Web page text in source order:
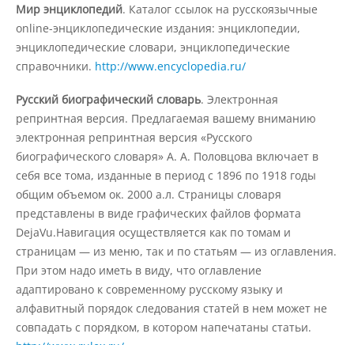
Документы
Образовательные стандарты и
Образование
Руководство
Педагогический состав
Материально-техническое
обеспечение и оснащенность
образовательного процесса
Мир энциклопедий. Каталог ссылок на русскоязычные
online-энциклопедические издания: энциклопедии,
энциклопедические словари, энциклопедические
справочники. http://www.encyclopedia.ru/
Русский биографический словарь. Электронная
репринтная версия. Предлагаемая вашему вниманию
электронная репринтная версия «Русского
биографического словаря» А. А. Половцова включает в
себя все тома, изданные в период с 1896 по 1918 годы
общим объемом ок. 2000 а.л. Страницы словаря
представлены в виде графических файлов формата
DejaVu.Навигация осуществляется как по томам и
страницам — из меню, так и по статьям — из оглавления.
При этом надо иметь в виду, что оглавление
адаптировано к современному русскому языку и
алфавитный порядок следования статей в нем может не
совпадать с порядком, в котором напечатаны статьи.